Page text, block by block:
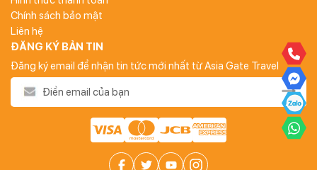
Chính sách bảo mật
Liên hệ
ĐĂNG KÝ BẢN TIN
Đăng ký email để nhận tin tức mới nhất từ Asia Gate Travel